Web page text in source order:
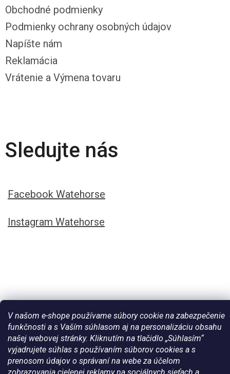
V našom e-shope používame súbory cookie na zabezpečenie
funkčnosti a s Vaším súhlasom aj na personalizáciu obsahu
našej webovej stránky. Kliknutím na tlačidlo „Súhlasím“
vyjadrujete súhlas s používaním súborov cookies a s
prenosom údajov o správaní na webe za účelom
Obchodné podmienky
Podmienky ochrany osobných údajov
Napíšte nám
Reklamácia
Vrátenie a Výmena tovaru
Sledujte nás
Facebook Watehorse
Instagram Watehorse
Vytvoril Shoptet